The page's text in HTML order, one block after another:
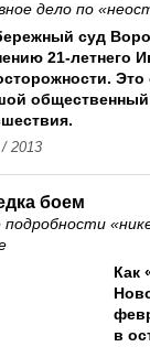
дело по
суд
21-летнего
общественный
2013
боем
Как
в